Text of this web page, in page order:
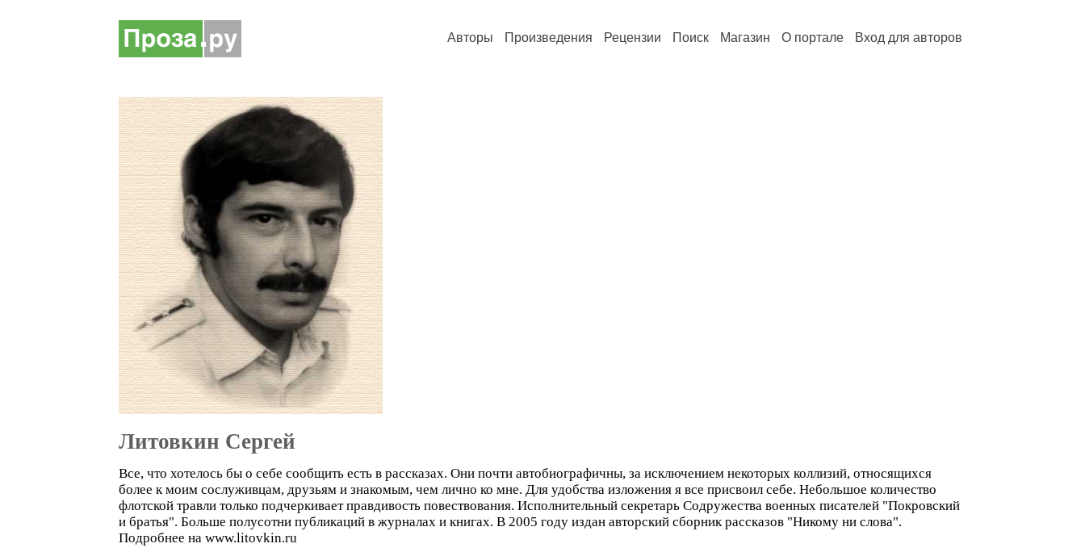
Авторы Произведения Рецензии Поиск Магазин О портале Вход для авторов
Литовкин Сергей
Все, что хотелось бы о себе сообщить есть в рассказах. Они почти автобиографичны, за исключением некоторых коллизий, относящихся
более к моим сослуживцам, друзьям и знакомым, чем лично ко мне. Для удобства изложения я все присвоил себе. Небольшое количество
флотской травли только подчеркивает правдивость повествования. Исполнительный секретарь Содружества военных писателей "Покровский
и братья". Больше полусотни публикаций в журналах и книгах. В 2005 году издан авторский сборник рассказов "Никому ни слова".
Подробнее на www.litovkin.ru